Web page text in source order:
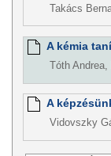
Takács
A kémia
Tóth
A
Vidovszky